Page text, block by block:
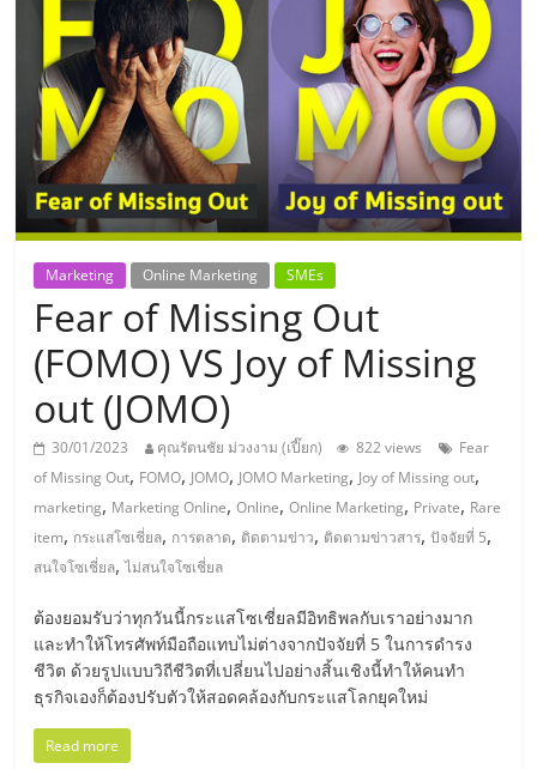
ประเทศไทย,
ThaiSMEsCenter,
รวม
ธุรกิจ
เอ
ส
เอ็
มอี
ไทย,
SMEs,
แฟ
Marketing Online Marketing SMEs
Fear of Missing Out
(FOMO) VS Joy of Missing
out (JOMO)
30/01/2023 คุณรัตนชัย ม่วงงาม (เปี๊ยก) 822 views
Fear
of Missing Out, FOMO, JOMO, JOMO Marketing, Joy of Missing out,
marketing, Marketing Online,Online,Online Marketing, Private, Rare
item, กระแสโซเชี่ยล, การตลาด, ติดตามข่าว, ติดตามข่าวสาร,ปัจจัยที่ 5,
สนใจโซเชี่ยล,ไม่สนใจโซเชี่ยล
ต้องยอมรับว่าทุกวันนี้กระแสโซเชี่ยลมีอิทธิพลกับเราอย่างมาก
และทำให้โทรศัพท์มือถือแทบไม่ต่างจากปัจจัยที่ 5 ในการดำรง
ชีวิต ด้วยรูปแบบวิถีชีวิตที่เปลี่ยนไปอย่างสิ้นเชิงนี้ทำให้คนทำ
ธุรกิจเองก็ต้องปรับตัวให้สอดคล้องกับกระแสโลกยุคใหม่
Read more